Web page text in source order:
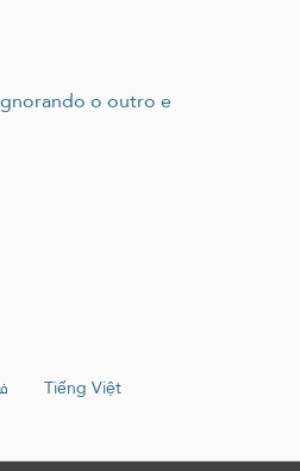
o outro e
Tiếng Việt